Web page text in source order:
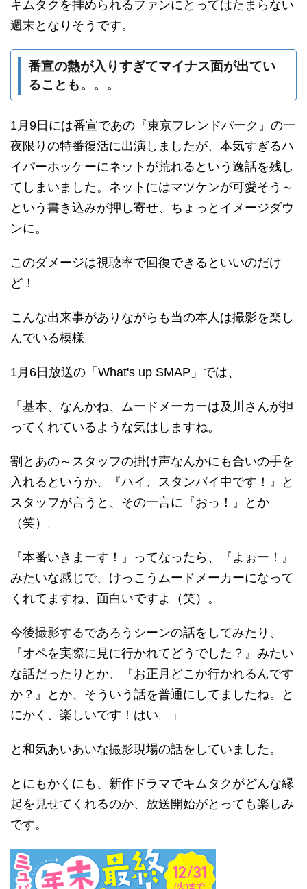
キムタクを拝められるファンにとってはたまらない
週末となりそうです。
番宣の熱が入りすぎてマイナス面が出てい
ることも。。。
1月9日には番宣であの『東京フレンドパーク』の一
夜限りの特番復活に出演しましたが、本気すぎるハ
イパーホッケーにネットが荒れるという逸話を残し
てしまいました。ネットにはマツケンが可愛そう～
という書き込みが押し寄せ、ちょっとイメージダウ
ンに。
このダメージは視聴率で回復できるといいのだけ
ど！
こんな出来事がありながらも当の本人は撮影を楽し
んでいる模様。
1月6日放送の「What's up SMAP」では、
「基本、なんかね、ムードメーカーは及川さんが担
ってくれているような気はしますね。
割とあの～スタッフの掛け声なんかにも合いの手を
入れるというか、『ハイ、スタンバイ中です！』と
スタッフが言うと、その一言に『おっ！』とか
（笑）。
『本番いきまーす！』ってなったら、『よぉー！』
みたいな感じで、けっこうムードメーカーになって
くれてますね、面白いですよ（笑）。
今後撮影するであろうシーンの話をしてみたり、
『オペを実際に見に行かれてどうでした？』みたい
な話だったりとか、『お正月どこか行かれるんです
か？』とか、そういう話を普通にしてましたね。と
にかく、楽しいです！はい。」
と和気あいあいな撮影現場の話をしていました。
とにもかくにも、新作ドラマでキムタクがどんな縁
起を見せてくれるのか、放送開始がとっても楽しみ
です。